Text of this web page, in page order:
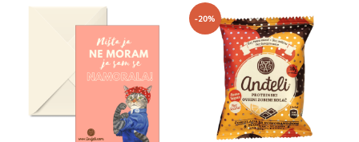
-20%